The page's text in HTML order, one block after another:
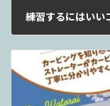
練習するにはいい